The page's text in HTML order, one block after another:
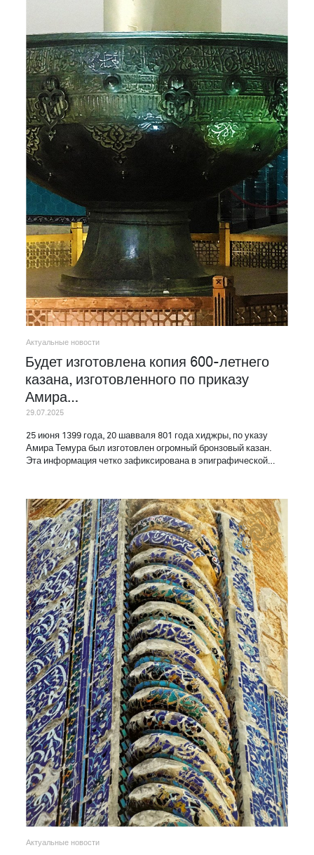
Актуальные новости
Будет изготовлена копия 600-летнего
казана, изготовленного по приказу
Амира…
29.07.2025
25 июня 1399 года, 20 шавваля 801 года хиджры, по указу
Амира Темура был изготовлен огромный бронзовый казан.
Эта информация четко зафиксирована в эпиграфической…
Актуальные новости